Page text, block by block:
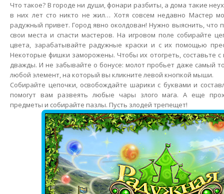
Что такое? В городе ни души, фонари разбиты, а дома такие
в них лет сто никто не жил… Хотя совсем недавно Мастер
радужный привет. Город явно околдован! Нужно выяснить, что
свои места и спасти мастеров. На игровом поле собирайте
цвета, зарабатывайте радужные краски и с их помощью
Некоторые фишки заморожены. Чтобы их отогреть, составьте
дважды. И не забывайте о бонусе: молот пробьет даже самый
любой элемент, на который вы кликните левой кнопкой мыши.
Собирайте цепочки, освобождайте шарики с буквами и
помогут вам развеять любые чары злого мага. А еще
предметы и собирайте пазлы. Пусть злодей трепещет!